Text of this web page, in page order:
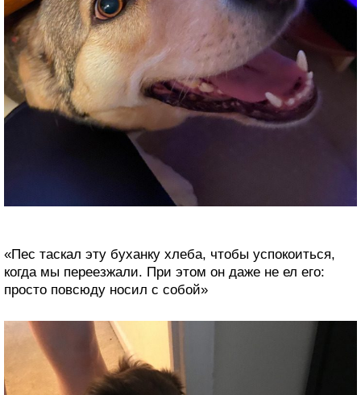
«Пес таскал эту буханку хлеба, чтобы успокоиться,
когда мы переезжали. При этом он даже не ел его:
просто повсюду носил с собой»